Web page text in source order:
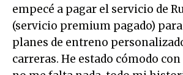
empecé a pagar el servicio de
(servicio premium pagado)
planes de entreno
carreras. He estado cómodo